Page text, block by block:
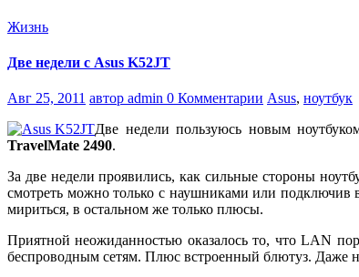
Жизнь
Две недели с Asus K52JT
Авг 25, 2011 автор admin 0 Комментарии Asus, ноутбук
Две недели пользуюсь новым
TravelMate 2490.
За две недели проявились, как сильные стороны
смотреть можно только с наушниками или
мириться, в остальном же только плюсы.
Приятной неожиданностью оказалось то, что LAN
беспроводным сетям. Плюс встроенный блютуз. Даже